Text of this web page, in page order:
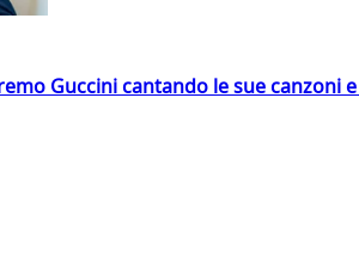
Guccini cantando le sue canzoni